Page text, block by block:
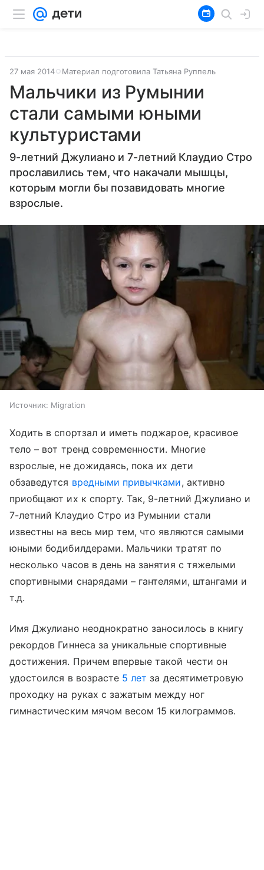
27 мая 2014 Материал подготовила Татьяна Руппель
Мальчики из Румынии
стали самыми юными
культуристами
9-летний Джулиано и 7-летний Клаудио Стро
прославились тем, что накачали мышцы,
которым могли бы позавидовать многие
взрослые.
Источник: Migration
Ходить в спортзал и иметь поджарое, красивое
тело – вот тренд современности. Многие
взрослые, не дожидаясь, пока их дети
обзаведутся вредными привычками, активно
приобщают их к спорту. Так, 9-летний Джулиано и
7-летний Клаудио Стро из Румынии стали
известны на весь мир тем, что являются самыми
юными бодибилдерами. Мальчики тратят по
несколько часов в день на занятия с тяжелыми
спортивными снарядами – гантелями, штангами и
т.д.
Имя Джулиано неоднократно заносилось в книгу
рекордов Гиннеса за уникальные спортивные
достижения. Причем впервые такой чести он
удостоился в возрасте 5 лет за десятиметровую
проходку на руках с зажатым между ног
гимнастическим мячом весом 15 килограммов.